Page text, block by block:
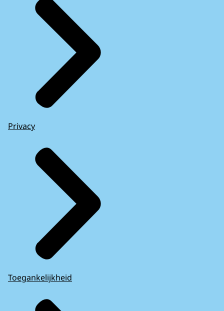
Privacy
Toegankelijkheid